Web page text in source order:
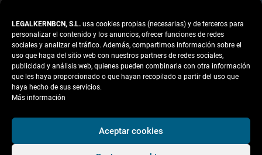
LEGALKERNBCN, S.L. usa cookies propias (necesarias) y de terceros para
personalizar el contenido y los anuncios, ofrecer funciones de redes
sociales y analizar el tráfico. Además, compartimos información sobre el
uso que haga del sitio web con nuestros partners de redes sociales,
publicidad y análisis web, quienes pueden combinarla con otra información
que les haya proporcionado o que hayan recopilado a partir del uso que
haya hecho de sus servicios.
Más información
Aceptar cookies
LinkedIn
Instagram
Facebook
Copyright © 2026 Kernel
Política de Privacidad